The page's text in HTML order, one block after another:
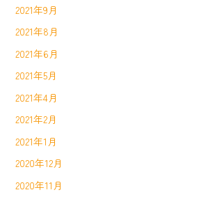
2021年9月
2021年8月
2021年6月
2021年5月
2021年4月
2021年2月
2021年1月
2020年12月
2020年11月